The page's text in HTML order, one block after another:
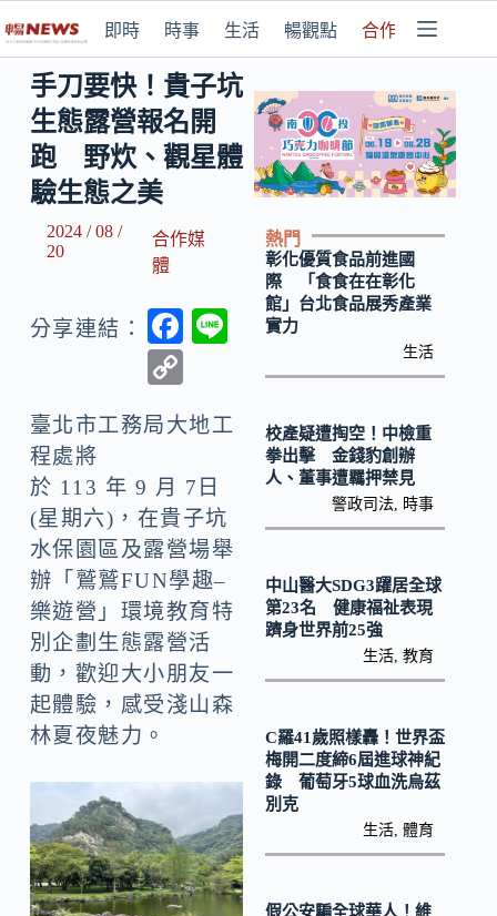
即時 時事 生活 暢觀點 合作媒體
手刀要快！貴子坑
生態露營報名開
跑 野炊、觀星體
驗生態之美
2024 / 08 /
20
合作媒
體
分享連結：
F
b
o
o
k
p
y
Li
n
k
臺北市工務局大地工
程處將
於 113 年 9 月 7日
(星期六)，在貴子坑
水保園區及露營場舉
辦「鷲鷲FUN學趣­–
樂遊營」環境教育特
別企劃生態露營活
動，歡迎大小朋友一
起體驗，感受淺山森
林夏夜魅力。
熱門
彰化優質食品前進國
際 「食食在在彰化
館」台北食品展秀產業
實力
生活
校產疑遭掏空！中檢重
拳出擊 金錢豹創辦
人、董事遭羈押禁見
警政司法 時事
中山醫大SDG3躍居全球
第23名 健康福祉表現
躋身世界前25強
生活 ,教育
C羅41歲照樣轟！世界盃
梅開二度締6屆進球神紀
錄 葡萄牙5球血洗烏茲
別克
生活 ,體育
假公安騙全球華人！維